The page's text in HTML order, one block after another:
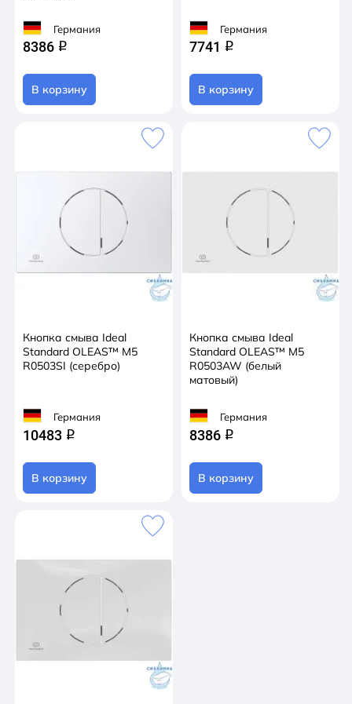
Германия
8386 q
В корзину
Германия
7741 q
В корзину
Кнопка смыва Ideal
Standard OLEAS™ M5
R0503SI (серебро)
Германия
10483 q
В корзину
Кнопка смыва Ideal
Standard OLEAS™ M5
R0503AW (белый
матовый)
Германия
8386 q
В корзину